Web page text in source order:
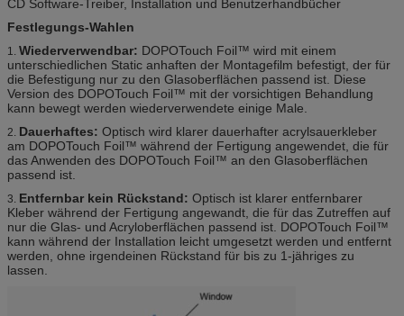
CD Software-Treiber, Installation und Benutzerhandbücher
Festlegungs-Wahlen
1. Wiederverwendbar: DOPOTouch Foil™ wird mit einem
unterschiedlichen Static anhaften der Montagefilm befestigt, der für
die Befestigung nur zu den Glasoberflächen passend ist. Diese
Version des DOPOTouch Foil™ mit der vorsichtigen Behandlung
kann bewegt werden wiederverwendete einige Male.
2. Dauerhaftes: Optisch wird klarer dauerhafter acrylsauerkleber
am DOPOTouch Foil™ während der Fertigung angewendet, die für
das Anwenden des DOPOTouch Foil™ an den Glasoberflächen
passend ist.
3. Entfernbar kein Rückstand: Optisch ist klarer entfernbarer
Kleber während der Fertigung angewandt, die für das Zutreffen auf
nur die Glas- und Acryloberflächen passend ist. DOPOTouch Foil™
kann während der Installation leicht umgesetzt werden und entfernt
werden, ohne irgendeinen Rückstand für bis zu 1-jähriges zu
lassen.